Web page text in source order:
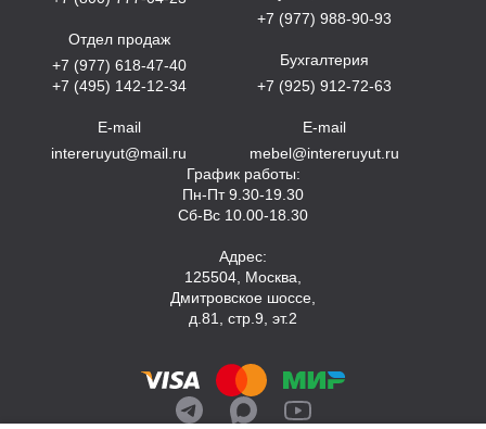
Отдел продаж
+7 (977) 618-47-40
+7 (495) 142-12-34
E-mail
intereruyut@mail.ru
+7 (977) 988-90-93
Бухгалтерия
+7 (925) 912-72-63
E-mail
mebel@intereruyut.ru
График работы:
Пн-Пт 9.30-19.30
Сб-Вс 10.00-18.30
Адрес:
125504, Москва,
Дмитровское шоссе,
д.81, стр.9, эт.2